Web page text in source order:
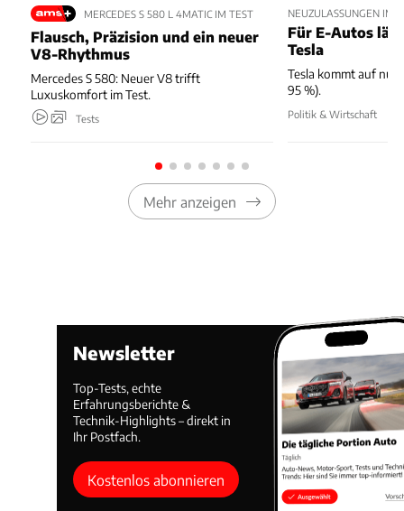
MERCEDES S 580 L 4MATIC IM TEST
Flausch, Präzision und ein neuer
V8-Rhythmus
Mercedes S 580: Neuer V8 trifft
Luxuskomfort im Test.
Tests
NEUZULASSUNGEN IM
Für E-Autos
Tesla
Tesla kommt auf nur
95 %).
Politik & Wirtschaft
Mehr anzeigen
Newsletter
Top-Tests, echte
Erfahrungsberichte &
Technik-Highlights – direkt in
Ihr Postfach.
Kostenlos abonnieren